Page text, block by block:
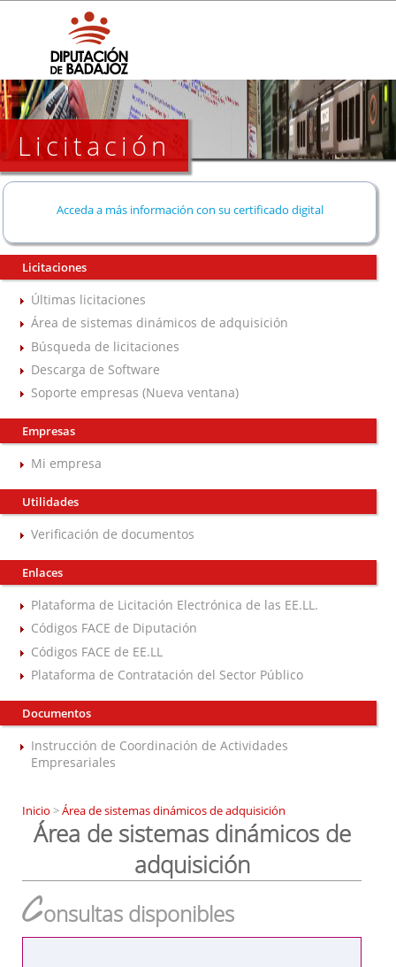
Licitación
Acceda a más información con su certificado digital
Licitaciones
Últimas licitaciones
Área de sistemas dinámicos de adquisición
Búsqueda de licitaciones
Descarga de Software
Soporte empresas (Nueva ventana)
Empresas
Mi empresa
Utilidades
Verificación de documentos
Enlaces
Plataforma de Licitación Electrónica de las EE.LL.
Códigos FACE de Diputación
Códigos FACE de EE.LL
Plataforma de Contratación del Sector Público
Documentos
Instrucción de Coordinación de Actividades
Empresariales
Inicio >Área de sistemas dinámicos de adquisición
Área de sistemas dinámicos de
adquisición
Consultas disponibles